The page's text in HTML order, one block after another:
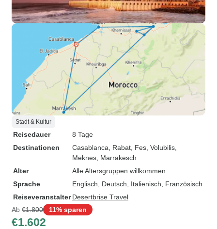
Stadt & Kultur
Reisedauer
8 Tage
Destinationen
Casablanca , Rabat , Fes , Volubilis
Meknes , Marrakesch
Alter
Alle Altersgruppen willkommen
Sprache
Englisch, Deutsch, Italienisch, Französisch
Reiseveranstalter Desertbrise Travel
Ab €1.800 11% sparen
€1.602